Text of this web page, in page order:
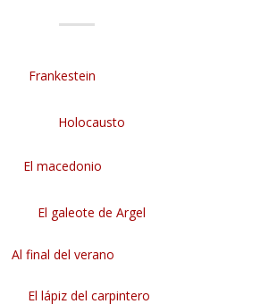
Frankestein
Holocausto
El macedonio
El galeote de Argel
Al final del verano
El lápiz del carpintero